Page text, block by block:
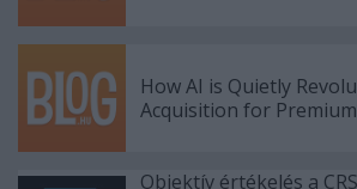
How AI is Quietly
Acquisition for
Objektív értékelés a